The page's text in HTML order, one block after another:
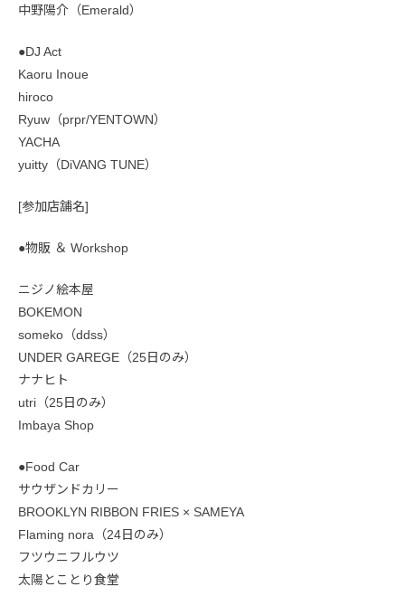
中野陽介（Emerald）
●DJ Act
Kaoru Inoue
hiroco
Ryuw（prpr/YENTOWN）
YACHA
yuitty（DiVANG TUNE）
[参加店舗名]
●物販 ＆ Workshop
ニジノ絵本屋
BOKEMON
someko（ddss）
UNDER GAREGE（25日のみ）
ナナヒト
utri（25日のみ）
Imbaya Shop
●Food Car
サウザンドカリー
BROOKLYN RIBBON FRIES × SAMEYA
Flaming nora（24日のみ）
フツウニフルウツ
太陽とことり食堂